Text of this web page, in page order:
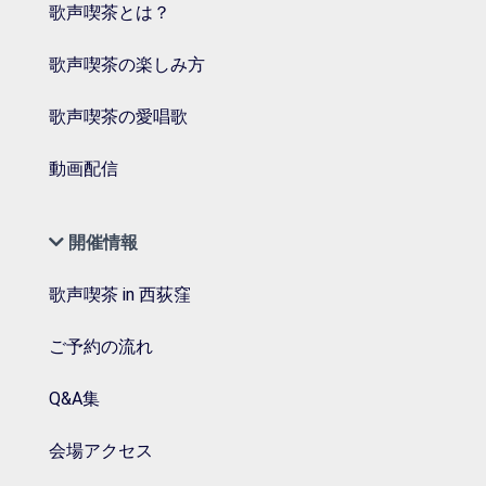
歌声喫茶とは？
歌声喫茶の楽しみ方
歌声喫茶の愛唱歌
動画配信
開催情報
歌声喫茶 in 西荻窪
ご予約の流れ
Q&A集
会場アクセス